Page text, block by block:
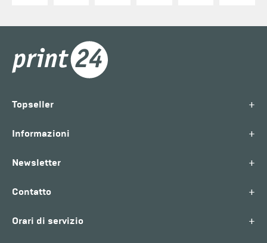
Topseller +
Informazioni +
Newsletter +
Contatto +
Orari di servizio +